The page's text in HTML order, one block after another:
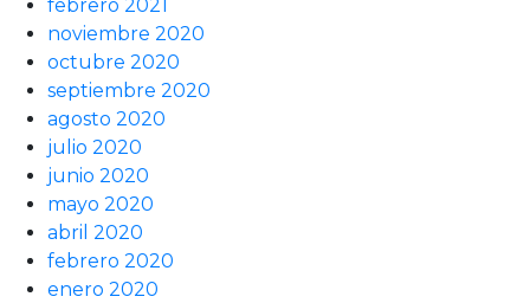
febrero 2021
noviembre 2020
octubre 2020
septiembre 2020
agosto 2020
julio 2020
junio 2020
mayo 2020
abril 2020
febrero 2020
enero 2020